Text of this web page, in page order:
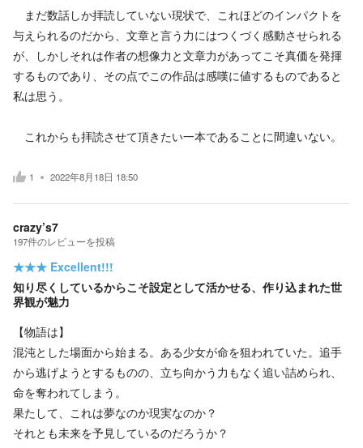
まだ数話しか拝読していない現状で、これほどのインパクトを
与えられるのだから、文章と言う力にはつくづく感動させられる
が、しかしそれは作者の想像力と文章力があってこそ真価を発揮
するものであり、その点でこの作品は感嘆に値するものであると
私は思う。
これからも拝読させて頂きたい一本であることに間違いない。
1 2022年8月18日 18:50
crazy’s7
197件のレビューを投稿
★★★ Excellent!!!
知り尽くしているからこそ設定として活かせる、作り込まれた世
界観が魅力
【物語は】
混沌とした場面から始まる。ある少女が命を狙われていた。追手
から逃げようとするものの、立ち向かう力もなく追い詰められ、
命を奪われてしまう。
果たして、これは夢なのか現実なのか？
それとも未来を予見しているのだろうか？